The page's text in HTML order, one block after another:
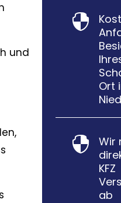
und

Ort

Wir
KFZ
ab